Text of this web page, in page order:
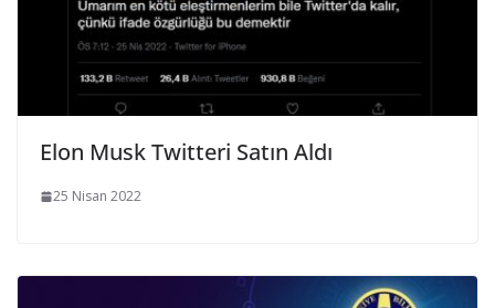
Elon Musk Twitteri Satın Aldı
25 Nisan 2022